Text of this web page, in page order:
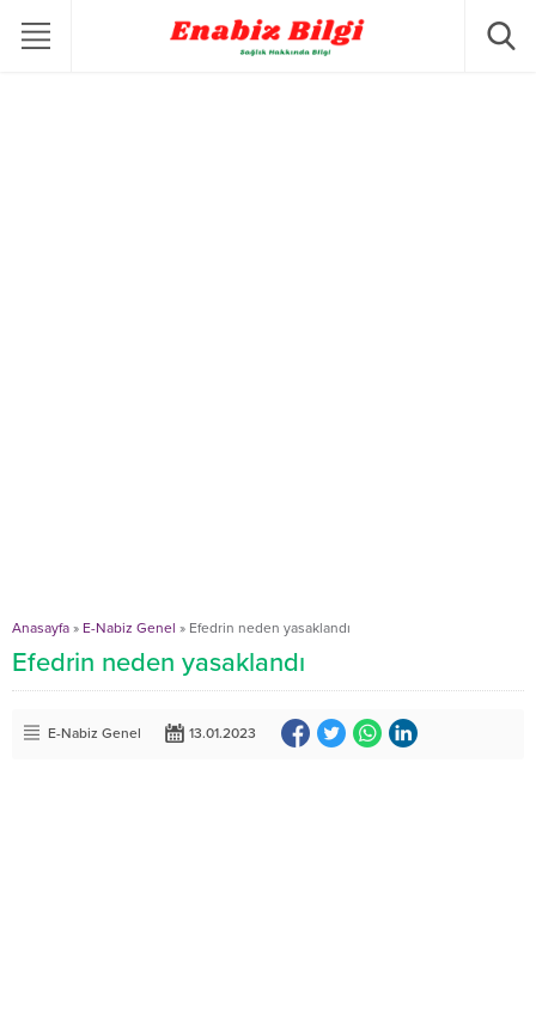
Anasayfa » E-Nabiz Genel » Efedrin neden yasaklandı
Efedrin neden yasaklandı
E-Nabiz Genel 13.01.2023